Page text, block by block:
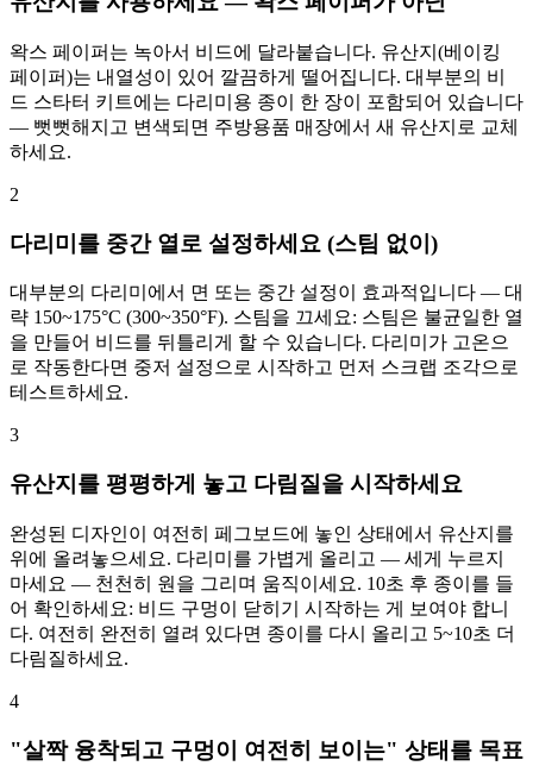
왁스 페이퍼는 녹아서 비드에 달라붙습니다. 유산지(베이킹
페이퍼)는 내열성이 있어 깔끔하게 떨어집니다. 대부분의 비
드 스타터 키트에는 다리미용 종이 한 장이 포함되어 있습니다
— 뻣뻣해지고 변색되면 주방용품 매장에서 새 유산지로 교체
하세요.
2
다리미를 중간 열로 설정하세요 (스팀 없이)
대부분의 다리미에서 면 또는 중간 설정이 효과적입니다 — 대
략 150~175°C (300~350°F). 스팀을 끄세요: 스팀은 불균일한 열
을 만들어 비드를 뒤틀리게 할 수 있습니다. 다리미가 고온으
로 작동한다면 중저 설정으로 시작하고 먼저 스크랩 조각으로
테스트하세요.
3
유산지를 평평하게 놓고 다림질을 시작하세요
완성된 디자인이 여전히 페그보드에 놓인 상태에서 유산지를
위에 올려놓으세요. 다리미를 가볍게 올리고 — 세게 누르지
마세요 — 천천히 원을 그리며 움직이세요. 10초 후 종이를 들
어 확인하세요: 비드 구멍이 닫히기 시작하는 게 보여야 합니
다. 여전히 완전히 열려 있다면 종이를 다시 올리고 5~10초 더
다림질하세요.
4
"살짝 융착되고 구멍이 여전히 보이는" 상태를 목표